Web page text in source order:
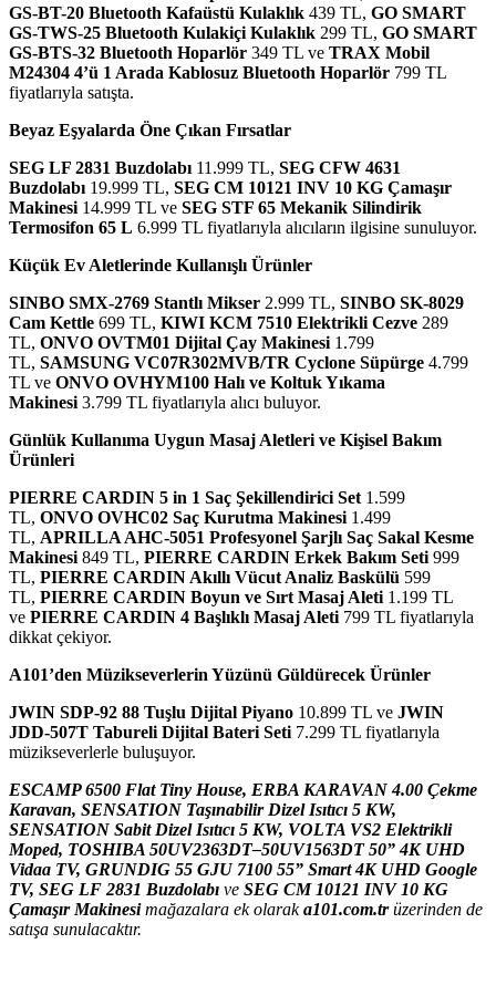
GS-BT-20 Bluetooth Kafaüstü Kulaklık 439 TL, GO SMART
GS-TWS-25 Bluetooth Kulakiçi Kulaklık 299 TL, GO SMART
GS-BTS-32 Bluetooth Hoparlör 349 TL ve TRAX Mobil
M24304 4’ü 1 Arada Kablosuz Bluetooth Hoparlör 799 TL
fiyatlarıyla satışta.
Beyaz Eşyalarda Öne Çıkan Fırsatlar
SEG LF 2831 Buzdolabı 11.999 TL, SEG CFW 4631
Buzdolabı 19.999 TL, SEG CM 10121 INV 10 KG Çamaşır
Makinesi 14.999 TL ve SEG STF 65 Mekanik Silindirik
Termosifon 65 L 6.999 TL fiyatlarıyla alıcıların ilgisine sunuluyor.
Küçük Ev Aletlerinde Kullanışlı Ürünler
SINBO SMX-2769 Stantlı Mikser 2.999 TL, SINBO SK-8029
Cam Kettle 699 TL, KIWI KCM 7510 Elektrikli Cezve 289
TL, ONVO OVTM01 Dijital Çay Makinesi 1.799
TL, SAMSUNG VC07R302MVB/TR Cyclone Süpürge 4.799
TL ve ONVO OVHYM100 Halı ve Koltuk Yıkama
Makinesi 3.799 TL fiyatlarıyla alıcı buluyor.
Günlük Kullanıma Uygun Masaj Aletleri ve Kişisel Bakım
Ürünleri
PIERRE CARDIN 5 in 1 Saç Şekillendirici Set 1.599
TL, ONVO OVHC02 Saç Kurutma Makinesi 1.499
TL, APRILLA AHC-5051 Profesyonel Şarjlı Saç Sakal Kesme
Makinesi 849 TL, PIERRE CARDIN Erkek Bakım Seti 999
TL, PIERRE CARDIN Akıllı Vücut Analiz Baskülü 599
TL, PIERRE CARDIN Boyun ve Sırt Masaj Aleti 1.199 TL
ve PIERRE CARDIN 4 Başlıklı Masaj Aleti 799 TL fiyatlarıyla
dikkat çekiyor.
A101’den Müzikseverlerin Yüzünü Güldürecek Ürünler
JWIN SDP-92 88 Tuşlu Dijital Piyano 10.899 TL ve JWIN
JDD-507T Tabureli Dijital Bateri Seti 7.299 TL fiyatlarıyla
müzikseverlerle buluşuyor.
ESCAMP 6500 Flat Tiny House, ERBA KARAVAN 4.00 Çekme
Karavan, SENSATION Taşınabilir Dizel Isıtıcı 5 KW,
SENSATION Sabit Dizel Isıtıcı 5 KW, VOLTA VS2 Elektrikli
Moped, TOSHIBA 50UV2363DT–50UV1563DT 50” 4K UHD
Vidaa TV, GRUNDIG 55 GJU 7100 55” Smart 4K UHD Google
TV, SEG LF 2831 Buzdolabı ve SEG CM 10121 INV 10 KG
Çamaşır Makinesimağazalara ek olaraka101.com.trüzerinden de
satışa sunulacaktır.